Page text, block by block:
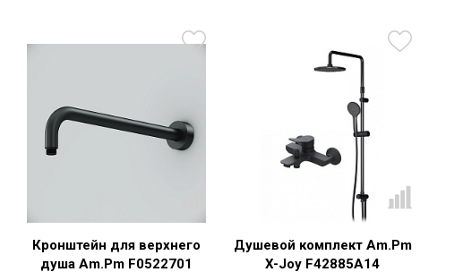
Кронштейн для верхнего
душа Am.Pm F0522701
Душевой комплект Am.Pm
X-Joy F42885A14